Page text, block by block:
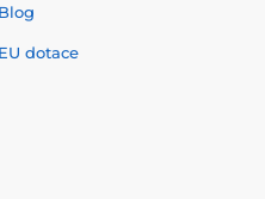
Blog
EU dotace